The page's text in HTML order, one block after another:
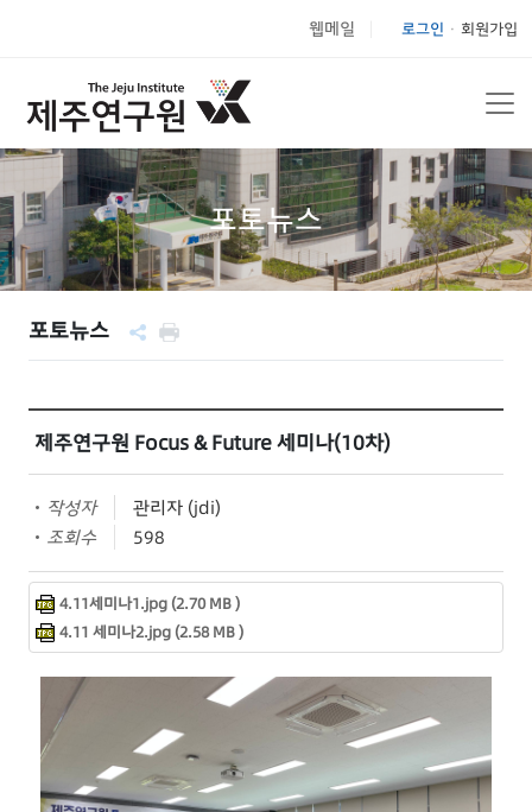
웹메일 로그인 회원가입
포토뉴스
포토뉴스
제주연구원 Focus & Future 세미나(10차)
작성자
관리자 (jdi)
조회수
598
4.11세미나1.jpg (2.70 MB )
4.11 세미나2.jpg (2.58 MB )